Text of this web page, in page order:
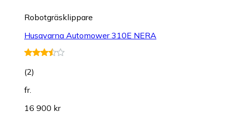
Robotgräsklippare
Husqvarna Automower 310E NERA
(2)
fr.
16 900 kr